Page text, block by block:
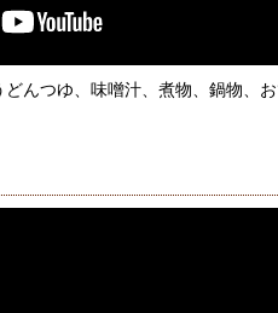
んつゆ、味噌汁、煮物、鍋物、